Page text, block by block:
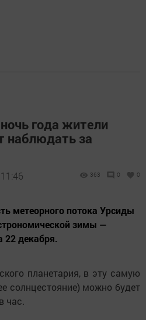
года жители
наблюдать за
363 0 0
метеорного потока Урсиды
зимы —
22 декабря.
планетария, в эту самую
солнцестояние) можно будет
час.